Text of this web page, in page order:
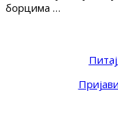
борцима …